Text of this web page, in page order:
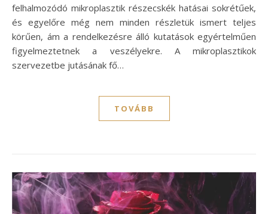
felhalmozódó mikroplasztik részecskék hatásai sokrétűek,
és egyelőre még nem minden részletük ismert teljes
körűen, ám a rendelkezésre álló kutatások egyértelműen
figyelmeztetnek a veszélyekre. A mikroplasztikok
szervezetbe jutásának fő…
TOVÁBB